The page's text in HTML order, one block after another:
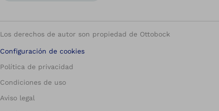
Los derechos de autor son propiedad de Ottobock
Configuración de cookies
Política de privacidad
Condiciones de uso
Aviso legal